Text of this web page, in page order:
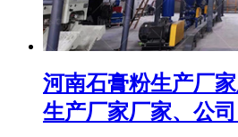
河南石膏粉生产厂
生产厂家厂家、公司